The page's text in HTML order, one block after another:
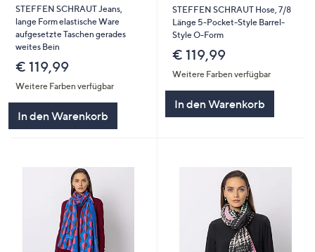
STEFFEN SCHRAUT Jeans,
lange Form elastische Ware
aufgesetzte Taschen gerades
weites Bein
€ 119,99
Weitere Farben verfügbar
In den Warenkorb
STEFFEN SCHRAUT Hose, 7/8
Länge 5-Pocket-Style Barrel-
Style O-Form
€ 119,99
Weitere Farben verfügbar
In den Warenkorb